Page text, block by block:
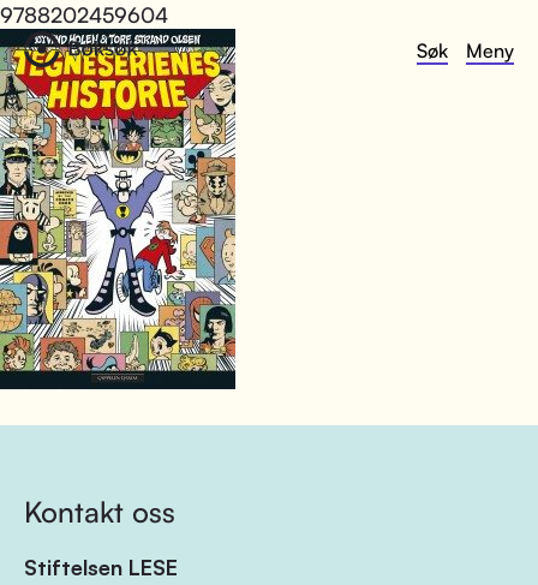
Søk Meny
9788202459604
Kontakt oss
Stiftelsen LESE